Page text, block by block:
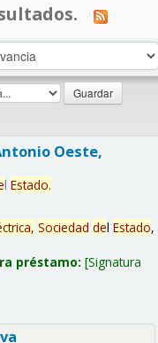
Oeste,
l Estado.
Sociedad del Estado,
préstamo: Signatura